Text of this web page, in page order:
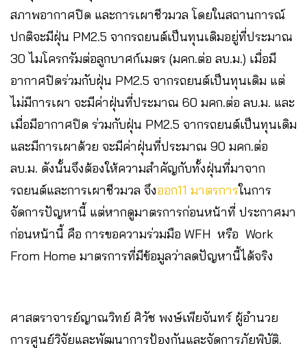
สภาพอากาศปิด และการเผาชีวมวล โดยในสถานการณ์
ปกติจะมีฝุ่น PM2.5 จากรถยนต์เป็นทุนเดิมอยู่ที่ประมาณ
30 ไมโครกรัมต่อลูกบาศก์เมตร (มคก.ต่อ ลบ.ม.) เมื่อมี
อากาศปิดร่วมกับฝุ่น PM2.5 จากรถยนต์เป็นทุนเดิม แต่
ไม่มีการเผา จะมีค่าฝุ่นที่ประมาณ 60 มคก.ต่อ ลบ.ม. และ
เมื่อมีอากาศปิด ร่วมกับฝุ่น PM2.5 จากรถยนต์เป็นทุนเดิม
และมีการเผาด้วย จะมีค่าฝุ่นที่ประมาณ 90 มคก.ต่อ
ลบ.ม. ดังนั้นจึงต้องให้ความสำคัญกับทั้งฝุ่นที่มาจาก
รถยนต์และการเผาชีวมวล จึงออก11 มาตรการในการ
จัดการปัญหานี้ แต่หากดูมาตรการก่อนหน้าที่ ประกาศมา
ก่อนหน้านี้ คือ การขอความร่วมมือ WFH หรือ Work
From Home มาตรการที่มีข้อมูลว่าลดปัญหานี้ได้จริง
ศาสตราจารย์ญาณวิทย์ ศิวัช พงษ์เพียจันทร์ ผู้อำนวย
การศูนย์วิจัยและพัฒนาการป้องกันและจัดการภัยพิบัติ.